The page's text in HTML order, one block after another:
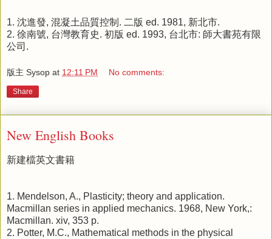
1. 沈進發, 混凝土品質控制. 二版 ed. 1981, 新北市.
2. 徐南號, 台灣教育史. 初版 ed. 1993, 台北市: 師大書苑有限
公司.
版主 Sysop at 12:11 PM No comments:
Share
New English Books
新建檔英文書籍
1. Mendelson, A., Plasticity; theory and application.
Macmillan series in applied mechanics. 1968, New York,:
Macmillan. xiv, 353 p.
2. Potter, M.C., Mathematical methods in the physical